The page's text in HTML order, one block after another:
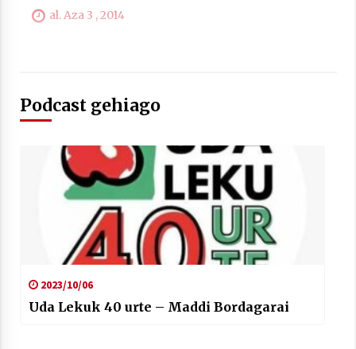
2021/07/06
Hala Bedi irratiko Hizpidea saioan
Arrosaren 20 urteez
2021/07/03
Zebrabidearen denboraldi amaiera
al. Aza 3 , 2014
Podcast gehiago
2023/10/06
Uda Lekuk 40 urte – Maddi Bordagarai